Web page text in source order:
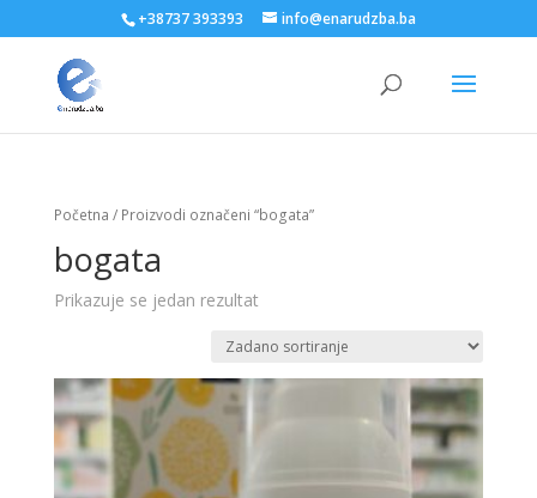
+38737 393393 info@enarudzba.ba
Početna / Proizvodi označeni “bogata”
bogata
Prikazuje se jedan rezultat